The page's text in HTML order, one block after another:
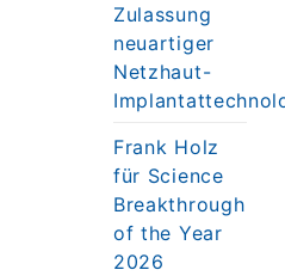
Zulassung
neuartiger
Netzhaut-
Frank Holz
für Science
Breakthrough
of the Year
2026